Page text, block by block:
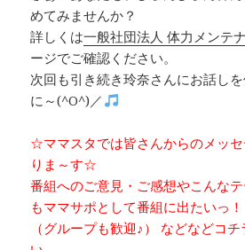
めてみませんか？
詳しくは一般社団法人 体力メンテ
ージでご確認ください。
次回も引き続き玲奈さんにお話し
に～(^O^)／
☆ママスタでは皆さんからのメッ
りま～す☆
番組へのご意見・ご感想やこんな
もママサポとして番組に出たいっ！
（グループも歓迎♪） などなどコ